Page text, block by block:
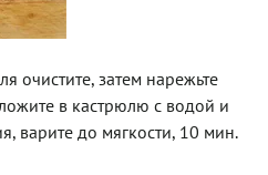
очистите, затем нарежьте
в кастрюлю с водой и
варите до мягкости, 10 мин.